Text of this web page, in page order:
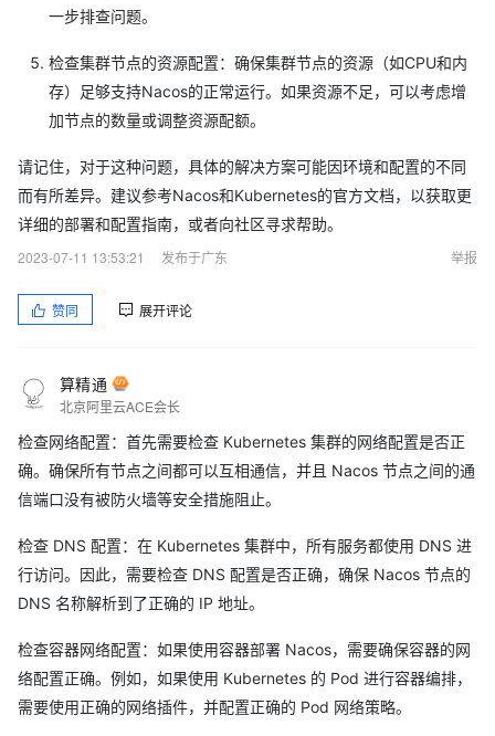
一步排查问题。
检查集群节点的资源配置：确保集群节点的资源（如CPU和内
存）足够支持Nacos的正常运行。如果资源不足，可以考虑增
加节点的数量或调整资源配额。
请记住，对于这种问题，具体的解决方案可能因环境和配置的不同
而有所差异。建议参考Nacos和Kubernetes的官方文档，以获取更
详细的部署和配置指南，或者向社区寻求帮助。
2023-07-11 13:53:21
发布于广东 举报
赞同 展开评论
算精通
北京阿里云ACE会长
检查网络配置：首先需要检查 Kubernetes 集群的网络配置是否正
确。确保所有节点之间都可以互相通信，并且 Nacos 节点之间的通
信端口没有被防火墙等安全措施阻止。
检查 DNS 配置：在 Kubernetes 集群中，所有服务都使用 DNS 进
行访问。因此，需要检查 DNS 配置是否正确，确保 Nacos 节点的
DNS 名称解析到了正确的 IP 地址。
检查容器网络配置：如果使用容器部署 Nacos，需要确保容器的网
络配置正确。例如，如果使用 Kubernetes 的 Pod 进行容器编排，
需要使用正确的网络插件，并配置正确的 Pod 网络策略。